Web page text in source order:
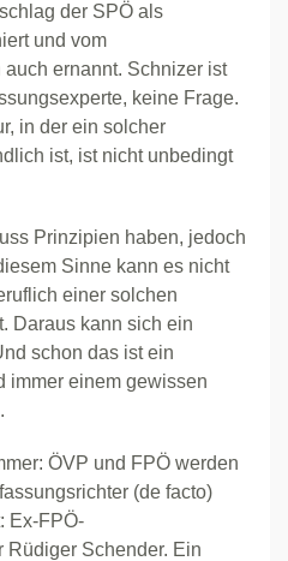
der SPÖ als
und vom
ernannt. Schnizer ist
keine Frage.
in der ein solcher
ist, ist nicht unbedingt
Prinzipien haben, jedoch
Sinne kann es nicht
einer solchen
Daraus kann sich ein
schon das ist ein
immer einem gewissen
ÖVP und FPÖ werden
(de facto)
Ex-FPÖ-
Rüdiger Schender. Ein